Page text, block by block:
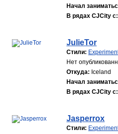
Начал
В рядах CJCity с:
JulieTor
Стили:
Нет
Откуда: Iceland
Начал
В рядах CJCity с:
Jasperrox
Стили: